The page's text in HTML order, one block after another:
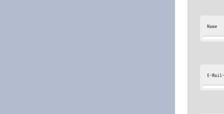
Name
E-